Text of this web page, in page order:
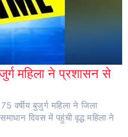
महिला ने प्रशासन से
वर्षीय बुजुर्ग महिला ने जिला
दिवस में पहुंची वृद्ध महिला ने